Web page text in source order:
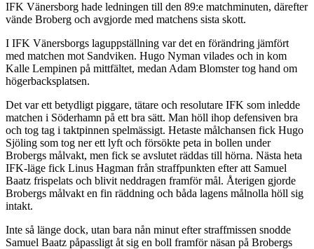
IFK Vänersborg hade ledningen till den 89:e matchminuten, därefter
vände Broberg och avgjorde med matchens sista skott.
I IFK Vänersborgs laguppställning var det en förändring jämfört
med matchen mot Sandviken. Hugo Nyman vilades och in kom
Kalle Lempinen på mittfältet, medan Adam Blomster tog hand om
högerbacksplatsen.
Det var ett betydligt piggare, tätare och resolutare IFK som inledde
matchen i Söderhamn på ett bra sätt. Man höll ihop defensiven bra
och tog tag i taktpinnen spelmässigt. Hetaste målchansen fick Hugo
Sjöling som tog ner ett lyft och försökte peta in bollen under
Brobergs målvakt, men fick se avslutet räddas till hörna. Nästa heta
IFK-läge fick Linus Hagman från straffpunkten efter att Samuel
Baatz frispelats och blivit neddragen framför mål. Återigen gjorde
Brobergs målvakt en fin räddning och båda lagens målnolla höll sig
intakt.
Inte så länge dock, utan bara nån minut efter straffmissen snodde
Samuel Baatz påpassligt åt sig en boll framför näsan på Brobergs